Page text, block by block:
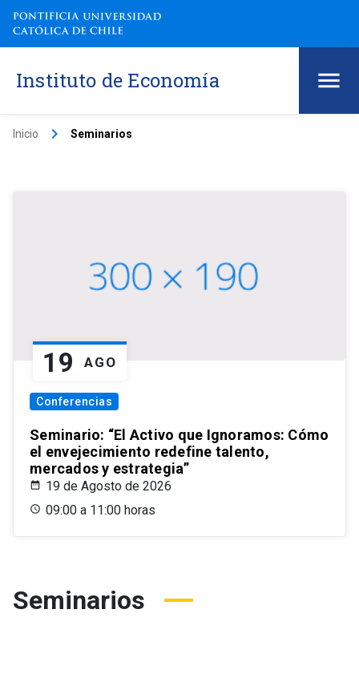
Instituto de Economía
Inicio keyboard_arrow_right Seminarios
19 AGO
Conferencias
Seminario: “El Activo que Ignoramos: Cómo
el envejecimiento redefine talento,
mercados y estrategia”
19 de Agosto de 2026
09:00 a 11:00 horas
Seminarios